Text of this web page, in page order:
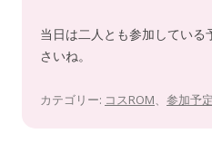
当日は二人とも参加してい
さいね。
カテゴリー: コスROM、 参加予定